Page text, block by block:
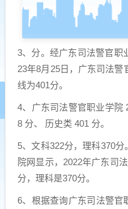
3、分。经广东司法警官职
23年8月25日，广东司法
线为401分。
4、广东司法警官职业学院
8 分、 历史类 401 分。
5、文科322分，理科370
院网显示，2022年广东司
分，理科是370分。
6、根据查询广东司法警官